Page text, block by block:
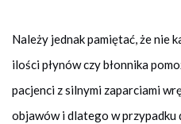
Należy jednak pamiętać, że nie
ilości płynów czy błonnika
pacjenci z silnymi zaparciami
objawów i dlatego w przypadku